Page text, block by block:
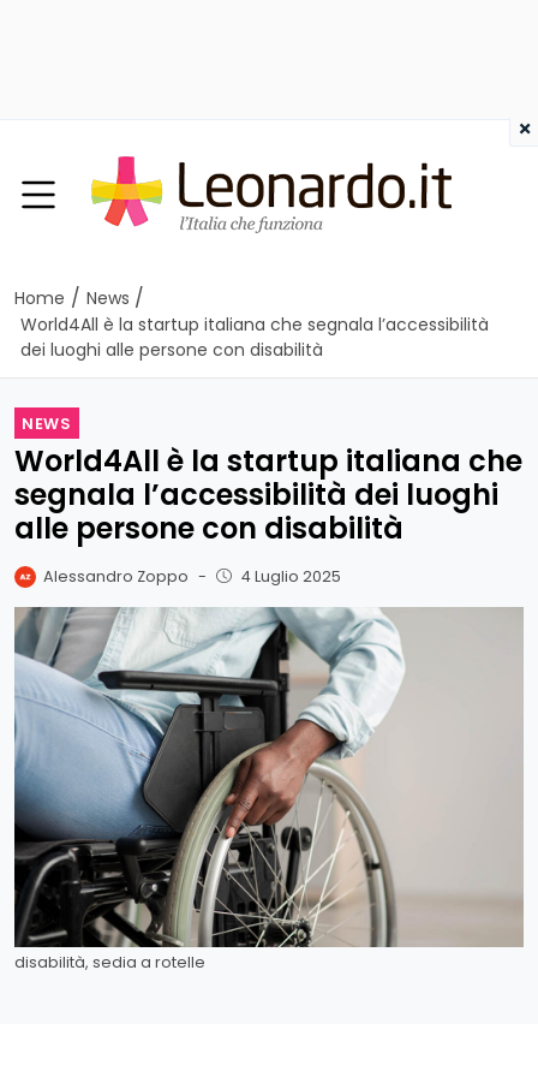
Home / News /
World4All è la startup italiana che segnala l’accessibilità
dei luoghi alle persone con disabilità
NEWS
World4All è la startup italiana che
segnala l’accessibilità dei luoghi
alle persone con disabilità
Alessandro Zoppo - 4 Luglio 2025
disabilità, sedia a rotelle
×